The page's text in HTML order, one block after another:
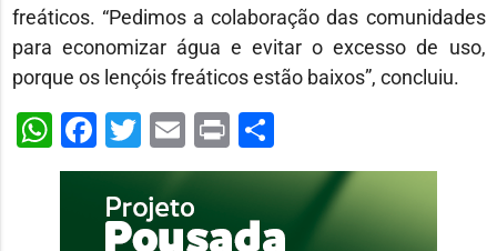
freáticos. “Pedimos a colaboração das comunidades
para economizar água e evitar o excesso de uso,
porque os lençóis freáticos estão baixos”, concluiu.
WhatsApp
Facebook
Twitter
Email
PrintShare